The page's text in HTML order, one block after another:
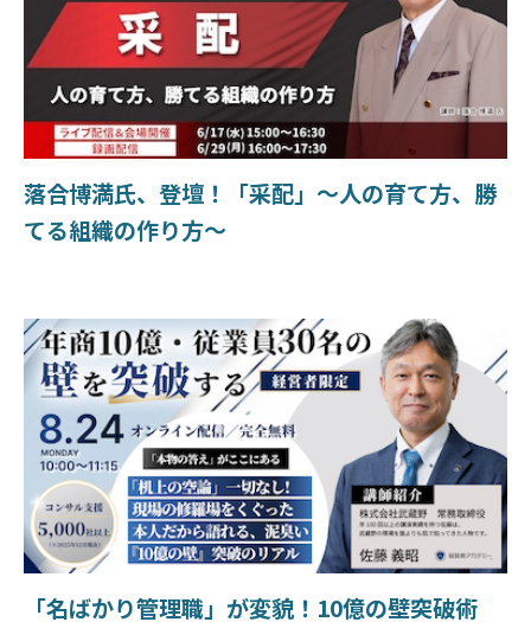
落合博満氏、登壇！「采配」〜人の育て方、勝
てる組織の作り方〜
「名ばかり管理職」が変貌！10億の壁突破術